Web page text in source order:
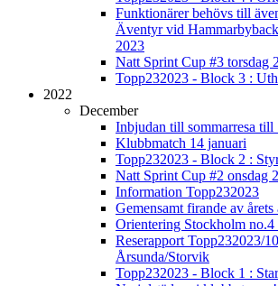
Funktionärer behövs till
Äventyr vid
2023
Natt Sprint Cup #3 torsdag
Topp232023 - Block 3 :
2022
December
Inbjudan till sommarresa
Klubbmatch 14 januari
Topp232023 - Block 2 :
Natt Sprint Cup #2 onsdag
Information Topp232023
Gemensamt firande av
Orientering Stockholm no.4
Reserapport Topp232023/
Årsunda/Storvik
Topp232023 - Block 1 :